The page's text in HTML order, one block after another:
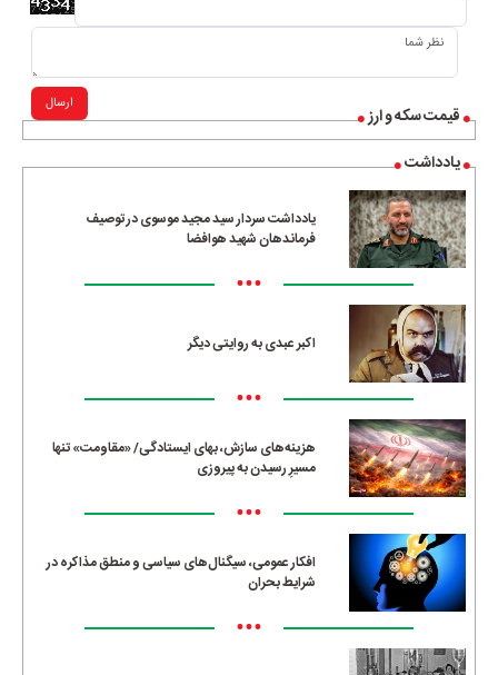
قیمت سکه و ارز
یادداشت
یادداشت سردار سید مجید موسوی در توصیف
فرماندهان شهید هوافضا
•••
اکبر عبدی به روایتی دیگر
•••
هزینه‌های سازش، بهای ایستادگی/ «مقاومت» تنها
مسیرِ رسیدن به پیروزی
•••
افکار عمومی، سیگنال‌های سیاسی و منطق مذاکره در
شرایط بحران
•••
ارسال